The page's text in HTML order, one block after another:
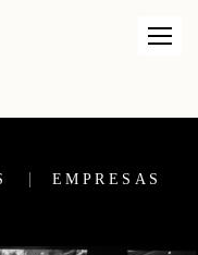
EMPRESAS